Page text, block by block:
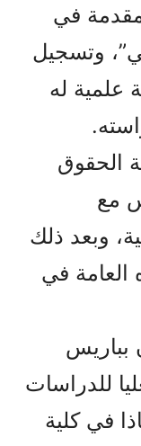
في
وتسجيل
علمية له
كلية الحقوق
مع
وبعد ذلك
العامة في
بباريس
للدراسات
في كلية